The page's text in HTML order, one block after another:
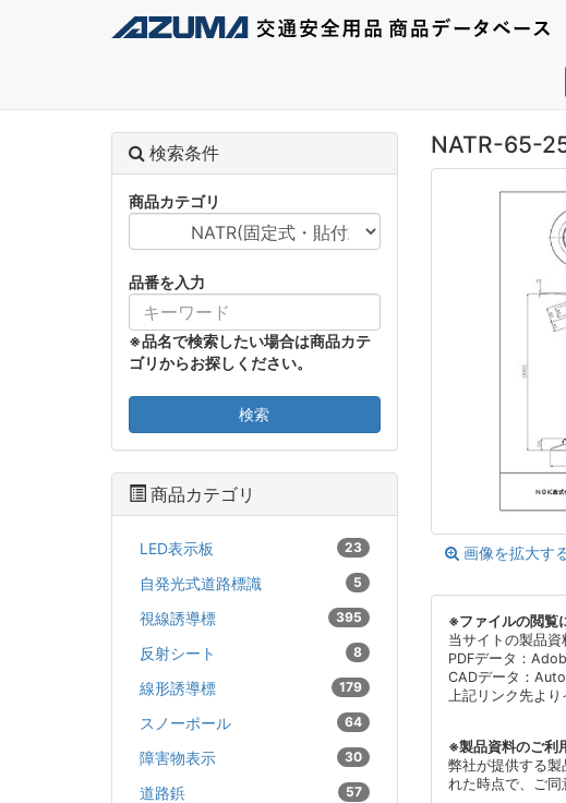
NATR-65-
画像を拡大す
※ファイルの閲覧
当サイトの製品資
PDFデータ：
CADデータ：
上記リンク先より
※製品資料のご利
弊社が提供する
れた時点で、ご同
検索条件
商品カテゴリ
品番を入力
※品名で検索したい場合は商品カテ
ゴリからお探しください。
検索
商品カテゴリ
LED表示板 23
自発光式道路標識 5
視線誘導標 395
反射シート 8
線形誘導標 179
スノーポール 64
障害物表示 30
道路鋲 57